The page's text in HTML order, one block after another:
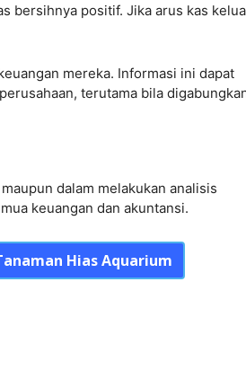
bersihnya positif. Jika arus kas
mereka. Informasi ini dapat
terutama bila
dalam melakukan analisis
keuangan dan akuntansi.
Hias Aquarium